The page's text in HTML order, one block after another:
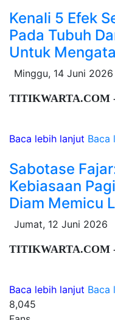
Kenali 5 Efek
Pada Tubuh
Untuk
Minggu, 14 Juni 2026
TITIKWARTA.COM
Baca lebih lanjut Baca
Sabotase
Kebiasaan
Diam Memicu
Jumat, 12 Juni 2026
TITIKWARTA.COM
Baca lebih lanjut Baca
8,045